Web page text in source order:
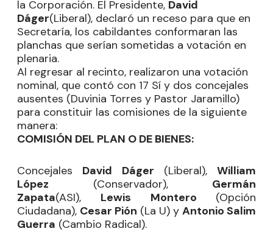
la Corporación. El Presidente, David
Dáger(Liberal), declaró un receso para que en
Secretaría, los cabildantes conformaran las
planchas que serían sometidas a votación en
plenaria.
Al regresar al recinto, realizaron una votación
nominal, que contó con 17 Sí y dos concejales
ausentes (Duvinia Torres y Pastor Jaramillo)
para constituir las comisiones de la siguiente
manera:
COMISIÓN DEL PLAN O DE BIENES:
Concejales David Dáger (Liberal), William
López (Conservador), Germán
Zapata(ASI), Lewis Montero (Opción
Ciudadana), Cesar Pión (La U) y Antonio Salim
Guerra (Cambio Radical).